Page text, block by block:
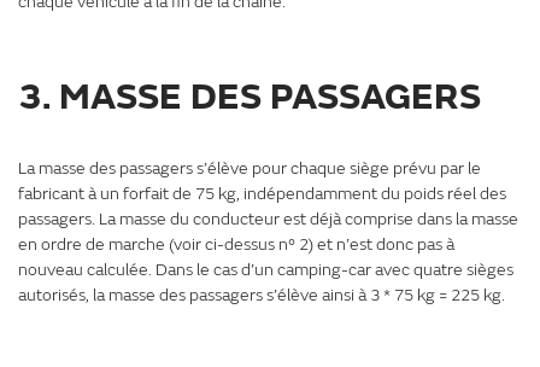
3. MASSE DES PASSAGERS
La masse des passagers s’élève pour chaque siège prévu par le
fabricant à un forfait de 75 kg, indépendamment du poids réel des
passagers. La masse du conducteur est déjà comprise dans la masse
en ordre de marche (voir ci-dessus n° 2) et n’est donc pas à
nouveau calculée. Dans le cas d’un camping-car avec quatre sièges
autorisés, la masse des passagers s’élève ainsi à 3 * 75 kg = 225 kg.